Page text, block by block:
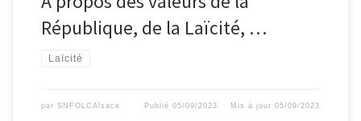
République, de la Laïcité, …
Laïcité
par SNFOLCAlsace Publié05/09/2023 Mis à jour05/09/2023